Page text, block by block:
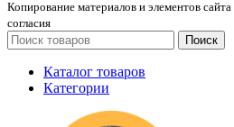
Копирование материалов и элементов
согласия
Поиск
Каталог товаров
Категории